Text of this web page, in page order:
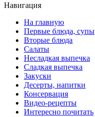
Навигация
На главную
Первые блюда, супы
Вторые блюда
Салаты
Несладкая выпечка
Сладкая выпечка
Закуски
Десерты, напитки
Консервация
Видео-рецепты
Интересно почитать